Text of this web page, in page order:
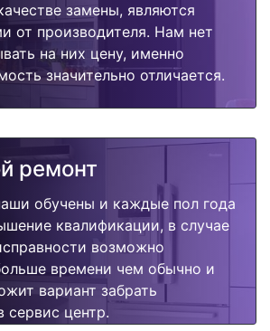
замены, являются
от производителя. Нам нет
на них цену, именно
значительно отличается.
ремонт
обучены и каждые пол года
квалификации, в случае
возможно
времени чем обычно и
вариант забрать
сервис центр.